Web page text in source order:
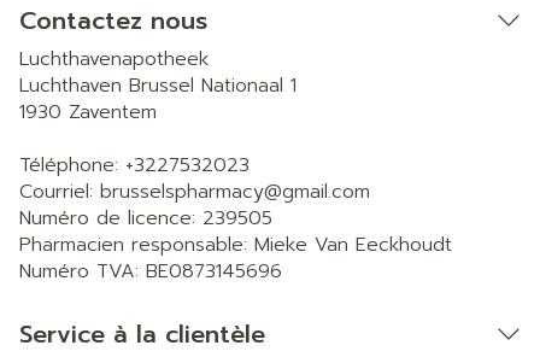
Contactez nous
Luchthavenapotheek
Luchthaven Brussel Nationaal 1
1930 Zaventem
Téléphone: +3227532023
Courriel: brusselspharmacy@gmail.com
Numéro de licence: 239505
Pharmacien responsable: Mieke Van Eeckhoudt
Numéro TVA: BE0873145696
Service à la clientèle